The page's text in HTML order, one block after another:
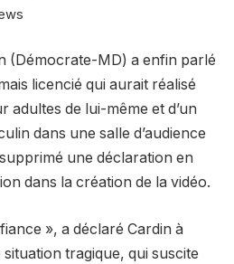
(Démocrate-MD) a enfin parlé
licencié qui aurait réalisé
adultes de lui-même et d’un
dans une salle d’audience
une déclaration en
dans la création de la vidéo.
», a déclaré Cardin à
situation tragique, qui suscite